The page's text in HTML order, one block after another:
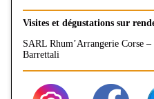
Visites et dégustations sur
SARL Rhum’Arrangerie Corse
Barrettali